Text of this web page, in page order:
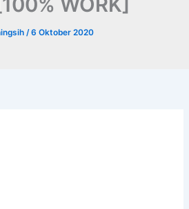
/6 Oktober 2020